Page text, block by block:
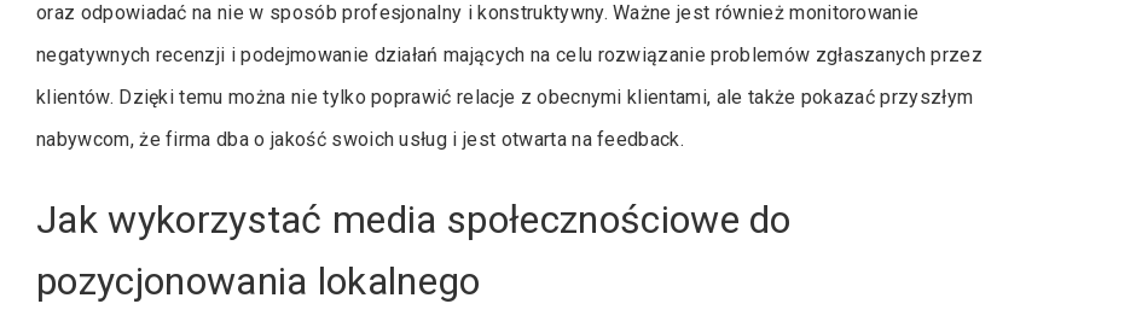
oraz odpowiadać na nie w sposób profesjonalny i konstruktywny. Ważne jest również monitorowanie
negatywnych recenzji i podejmowanie działań mających na celu rozwiązanie problemów zgłaszanych przez
klientów. Dzięki temu można nie tylko poprawić relacje z obecnymi klientami, ale także pokazać przyszłym
nabywcom, że firma dba o jakość swoich usług i jest otwarta na feedback.
Jak wykorzystać media społecznościowe do
pozycjonowania lokalnego